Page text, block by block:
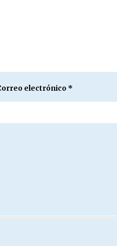
electrónico *